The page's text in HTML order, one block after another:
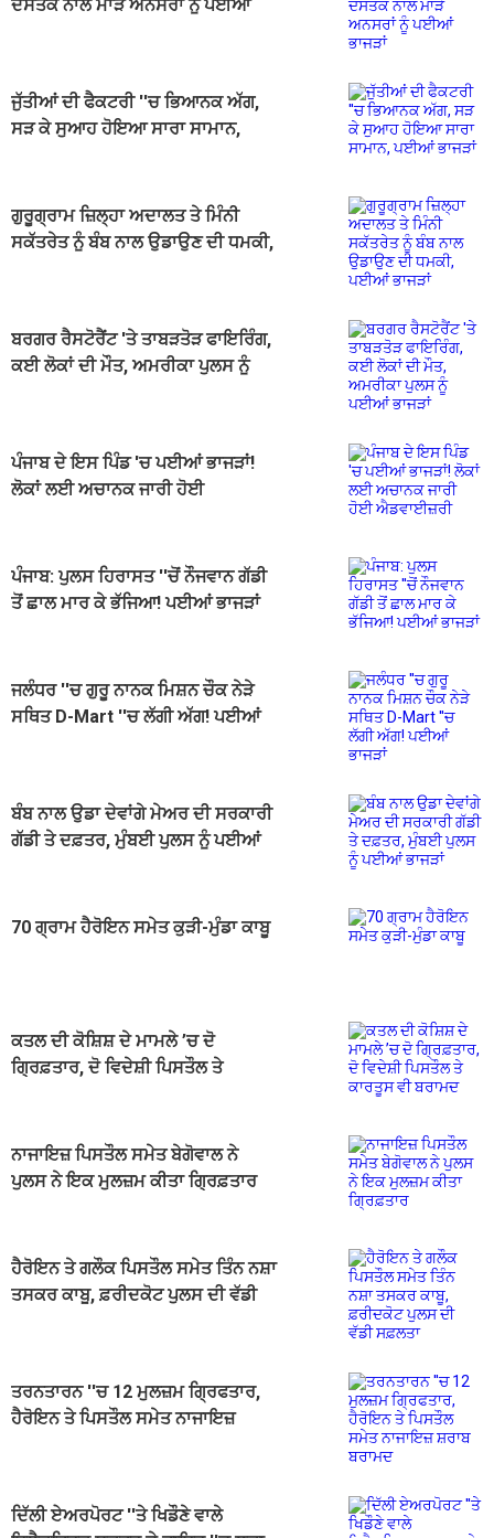
ਦਸਤਕ ਨਾਲ ਮਾੜੇ ਅਨਸਰਾਂ ਨੂੰ ਪਈਆਂ
ਜੁੱਤੀਆਂ ਦੀ ਫੈਕਟਰੀ ''ਚ ਭਿਆਨਕ ਅੱਗ,
ਸੜ ਕੇ ਸੁਆਹ ਹੋਇਆ ਸਾਰਾ ਸਾਮਾਨ,
ਗੁਰੂਗ੍ਰਾਮ ਜ਼ਿਲ੍ਹਾ ਅਦਾਲਤ ਤੇ ਮਿੰਨੀ
ਸਕੱਤਰੇਤ ਨੂੰ ਬੰਬ ਨਾਲ ਉਡਾਉਣ ਦੀ ਧਮਕੀ,
ਬਰਗਰ ਰੈਸਟੋਰੈਂਟ 'ਤੇ ਤਾਬੜਤੋੜ ਫਾਇਰਿੰਗ,
ਕਈ ਲੋਕਾਂ ਦੀ ਮੌਤ, ਅਮਰੀਕਾ ਪੁਲਸ ਨੂੰ
ਪੰਜਾਬ ਦੇ ਇਸ ਪਿੰਡ 'ਚ ਪਈਆਂ ਭਾਜੜਾਂ!
ਲੋਕਾਂ ਲਈ ਅਚਾਨਕ ਜਾਰੀ ਹੋਈ
ਪੰਜਾਬ: ਪੁਲਸ ਹਿਰਾਸਤ ''ਚੋਂ ਨੌਜਵਾਨ ਗੱਡੀ
ਤੋਂ ਛਾਲ ਮਾਰ ਕੇ ਭੱਜਿਆ! ਪਈਆਂ ਭਾਜੜਾਂ
ਜਲੰਧਰ ''ਚ ਗੁਰੂ ਨਾਨਕ ਮਿਸ਼ਨ ਚੌਕ ਨੇੜੇ
ਸਥਿਤ D-Mart ''ਚ ਲੱਗੀ ਅੱਗ! ਪਈਆਂ
ਬੰਬ ਨਾਲ ਉਡਾ ਦੇਵਾਂਗੇ ਮੇਅਰ ਦੀ ਸਰਕਾਰੀ
ਗੱਡੀ ਤੇ ਦਫ਼ਤਰ, ਮੁੰਬਈ ਪੁਲਸ ਨੂੰ ਪਈਆਂ
70 ਗ੍ਰਾਮ ਹੈਰੋਇਨ ਸਮੇਤ ਕੁੜੀ-ਮੁੰਡਾ ਕਾਬੂ
ਕਤਲ ਦੀ ਕੋਸ਼ਿਸ਼ ਦੇ ਮਾਮਲੇ ’ਚ ਦੋ
ਗ੍ਰਿਫ਼ਤਾਰ, ਦੋ ਵਿਦੇਸ਼ੀ ਪਿਸਤੌਲ ਤੇ
ਨਾਜਾਇਜ਼ ਪਿਸਤੌਲ ਸਮੇਤ ਬੇਗੋਵਾਲ ਨੇ
ਪੁਲਸ ਨੇ ਇਕ ਮੁਲਜ਼ਮ ਕੀਤਾ ਗ੍ਰਿਫ਼ਤਾਰ
ਹੈਰੋਇਨ ਤੇ ਗਲੌਕ ਪਿਸਤੌਲ ਸਮੇਤ ਤਿੰਨ ਨਸ਼ਾ
ਤਸਕਰ ਕਾਬੂ, ਫ਼ਰੀਦਕੋਟ ਪੁਲਸ ਦੀ ਵੱਡੀ
ਤਰਨਤਾਰਨ ''ਚ 12 ਮੁਲਜ਼ਮ ਗ੍ਰਿਫਤਾਰ,
ਹੈਰੋਇਨ ਤੇ ਪਿਸਤੌਲ ਸਮੇਤ ਨਾਜਾਇਜ਼
ਦਿੱਲੀ ਏਅਰਪੋਰਟ ''ਤੇ ਖਿਡੌਣੇ ਵਾਲੇ